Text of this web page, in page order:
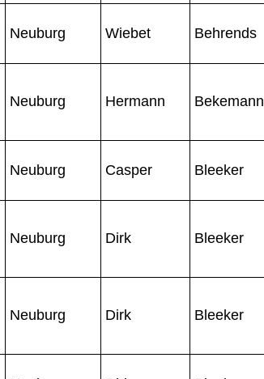
Neuburg Wiebet Behrends
Neuburg Hermann Bekemann
Neuburg Casper Bleeker
Neuburg Dirk Bleeker
Neuburg Dirk Bleeker